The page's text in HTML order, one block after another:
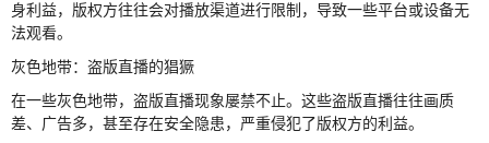
身利益，版权方往往会对播放渠道进行限制，导致一些平台或设备无
法观看。
灰色地带：盗版直播的猖獗
在一些灰色地带，盗版直播现象屡禁不止。这些盗版直播往往画质
差、广告多，甚至存在安全隐患，严重侵犯了版权方的利益。